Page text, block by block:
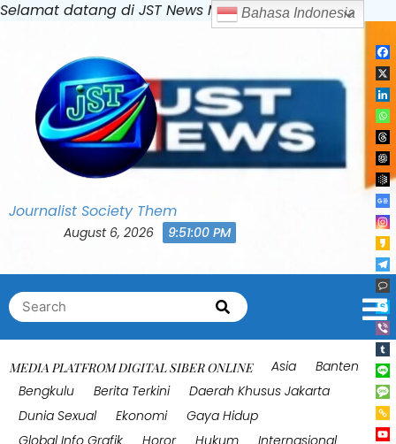
Selamat datang di JST News MediaSkip
to
Journalist Society Them
August 6, 2026 9:51:03 PM
Search
for:
Search
MEDIA PLATFROM DIGITAL SIBER ONLINE Asia
Banten
Bengkulu
Berita Terkini
Daerah Khusus Jakarta
Dunia Sexual
Ekonomi
Gaya Hidup